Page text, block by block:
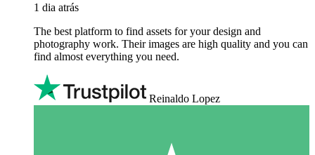
1 dia atrás
The best platform to find assets for your design and
photography work. Their images are high quality and you can
find almost everything you need.
Reinaldo Lopez